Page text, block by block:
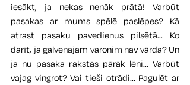
iesākt, ja nekas nenāk prātā! Varbūt
pasakas ar mums spēlē paslēpes? Kā
atrast pasaku pavedienus pilsētā… Ko
darīt, ja galvenajam varonim nav vārda? Un
ja nu pasaka rakstās pārāk lēni… Varbūt
vajag vingrot? Vai tieši otrādi… Pagulēt ar